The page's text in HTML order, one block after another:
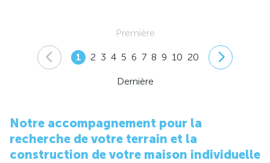
Première
1 2 3 4 5 6 7 8 9 10 20
Dernière
Notre accompagnement pour la
recherche de votre terrain et la
construction de votre maison individuelle